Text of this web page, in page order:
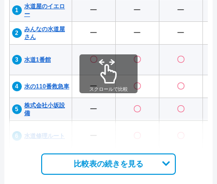
水道屋のイエロ
ー
ー ー ー
みんなの水道屋
さん
ー ー ー
水道1番館 〇 〇 〇
水の110番救急車 ー 〇 〇
株式会社小坂設
備
ー 〇 〇
水道修理ルート ー 〇 〇
スクロールで比較
比較表の続きを見る